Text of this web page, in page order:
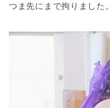
つま先にまで拘りました。